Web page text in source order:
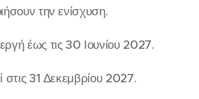
την ενίσχυση.
έως τις 30 Ιουνίου 2027.
στις 31 Δεκεμβρίου 2027.